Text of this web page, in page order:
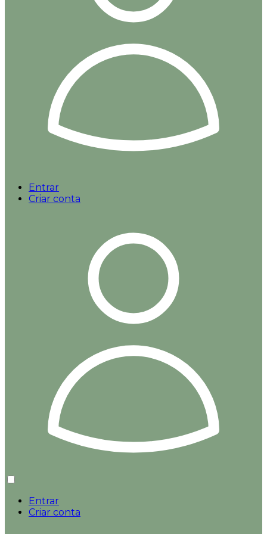
Entrar
Criar conta
Entrar
Criar conta